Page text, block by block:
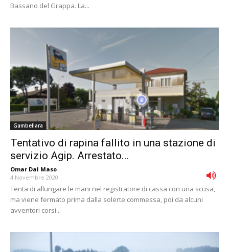
Bassano del Grappa. La...
Gambellara
Tentativo di rapina fallito in una stazione di
servizio Agip. Arrestato...
Omar Dal Maso -
4 Novembre 2020
Tenta di allungare le mani nel registratore di cassa con una scusa,
ma viene fermato prima dalla solerte commessa, poi da alcuni
avventori corsi...